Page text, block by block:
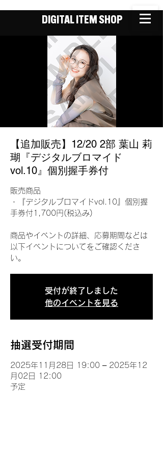
DIGITAL ITEM SHOP
【追加販売】12/20 2部 葉山 莉
瑚『デジタルブロマイド
vol.10』個別握手券付
販売商品
・『デジタルブロマイドvol.10』個別握
手券付1,700円(税込み)
商品やイベントの詳細、応募期間などは
以下イベントについてをご確認くださ
い。
受付が終了しました
他のイベントを見る
抽選受付期間
2025年11月28日 19:00 – 2025年12
月02日 12:00
予定